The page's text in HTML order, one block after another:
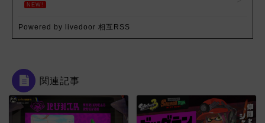
NEW!
Powered by livedoor 相互RSS
関連記事